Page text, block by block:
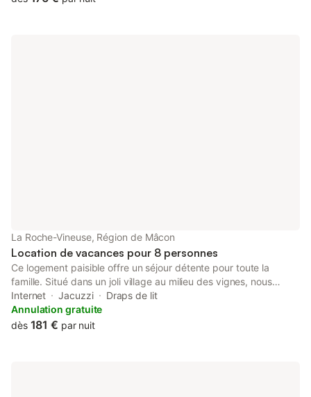
La Roche-Vineuse, Région de Mâcon
Location de vacances pour 8 personnes
Ce logement paisible offre un séjour détente pour toute la
famille. Situé dans un joli village au milieu des vignes, nous
proposons une maison avec une grande cour munie d'un salon
de jardin et d'un spa extérieur. Celle-ci dispose de 2 chambres,
d'un séjour/cuisine avec canapé convertible, d'une salle de bain
Internet Jacuzzi
Draps de lit
Annulation gratuite
dès 181 € par nuit